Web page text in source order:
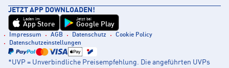
JETZT APP DOWNLOADEN!
Laden im
App Store
Jetzt bei
Google Play
Impressum AGB Datenschutz
Cookie Policy
Datenschutzeinstellungen
*UVP = Unverbindliche Preisempfehlung. Die angeführten UVPs